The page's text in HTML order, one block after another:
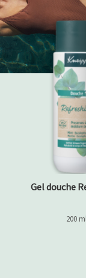
Gel douche
200